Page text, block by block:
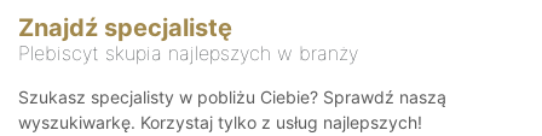
Znajdź specjalistę
Plebiscyt skupia najlepszych w branży
Szukasz specjalisty w pobliżu Ciebie? Sprawdź naszą
wyszukiwarkę. Korzystaj tylko z usług najlepszych!